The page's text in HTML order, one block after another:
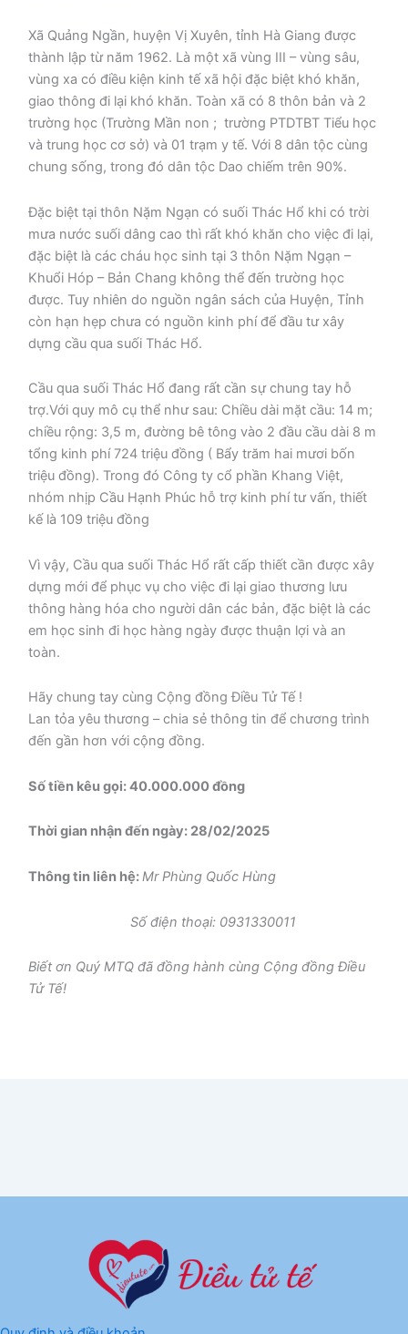
Xã Quảng Ngần, huyện Vị Xuyên, tỉnh Hà Giang được
thành lập từ năm 1962. Là một xã vùng III – vùng sâu,
vùng xa có điều kiện kinh tế xã hội đặc biệt khó khăn,
giao thông đi lại khó khăn. Toàn xã có 8 thôn bản và 2
trường học (Trường Mần non ; trường PTDTBT Tiểu học
và trung học cơ sở) và 01 trạm y tế. Với 8 dân tộc cùng
chung sống, trong đó dân tộc Dao chiếm trên 90%.
Đặc biệt tại thôn Nặm Ngạn có suối Thác Hổ khi có trời
mưa nước suối dâng cao thì rất khó khăn cho việc đi lại,
đặc biệt là các cháu học sinh tại 3 thôn Nặm Ngạn –
Khuổi Hóp – Bản Chang không thể đến trường học
được. Tuy nhiên do nguồn ngân sách của Huyện, Tỉnh
còn hạn hẹp chưa có nguồn kinh phí để đầu tư xây
dựng cầu qua suối Thác Hổ.
Cầu qua suối Thác Hổ đang rất cần sự chung tay hỗ
trợ.Với quy mô cụ thể như sau: Chiều dài mặt cầu: 14 m;
chiều rộng: 3,5 m, đường bê tông vào 2 đầu cầu dài 8 m
tổng kinh phí 724 triệu đồng ( Bẩy trăm hai mươi bốn
triệu đồng). Trong đó Công ty cổ phần Khang Việt,
nhóm nhịp Cầu Hạnh Phúc hỗ trợ kinh phí tư vấn, thiết
kế là 109 triệu đồng
Vì vậy, Cầu qua suối Thác Hổ rất cấp thiết cần được xây
dựng mới để phục vụ cho việc đi lại giao thương lưu
thông hàng hóa cho người dân các bản, đặc biệt là các
em học sinh đi học hàng ngày được thuận lợi và an
toàn.
Hãy chung tay cùng Cộng đồng Điều Tử Tế !
Lan tỏa yêu thương – chia sẻ thông tin để chương trình
đến gần hơn với cộng đồng.
Số tiền kêu gọi: 40.000.000 đồng
Thời gian nhận đến ngày: 28/02/2025
Thông tin liên hệ:Mr Phùng Quốc Hùng
Số điện thoại: 0931330011
Biết ơn Quý MTQ đã đồng hành cùng Cộng đồng Điều
Tử Tế!